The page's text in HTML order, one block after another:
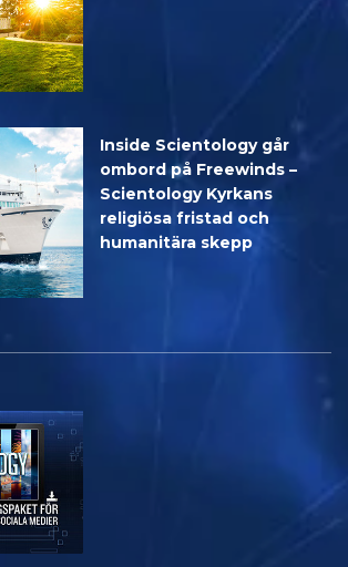
Inside Scientology går
ombord på Freewinds –
Scientology Kyrkans
religiösa fristad och
humanitära skepp